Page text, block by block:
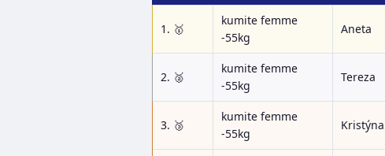
1. 🥇
kumite femme
-55kg
Aneta
2. 🥈
kumite femme
-55kg
Tereza
3. 🥉
kumite femme
-55kg
Kristýna